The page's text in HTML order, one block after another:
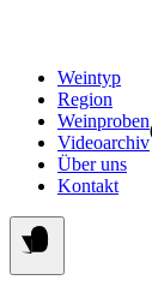
Weintyp
Region
Weinproben
Videoarchiv
Über uns
Kontakt